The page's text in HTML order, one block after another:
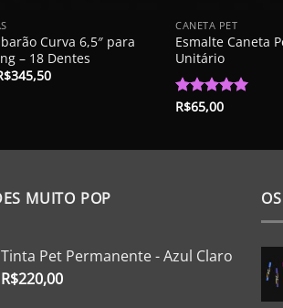
Curva 6,5″ para
– 18 Dentes
345,50O
CANETA PET
Esmalte Caneta
Unitário
Avaliação
R$65,00
MUITO POP
Tinta Pet Permanente - Azul Claro
R$220,00